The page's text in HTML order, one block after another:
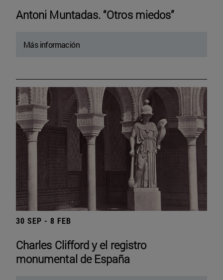
Antoni Muntadas. “Otros miedos”
Más información
30 SEP - 8 FEB
Charles Clifford y el registro
monumental de España